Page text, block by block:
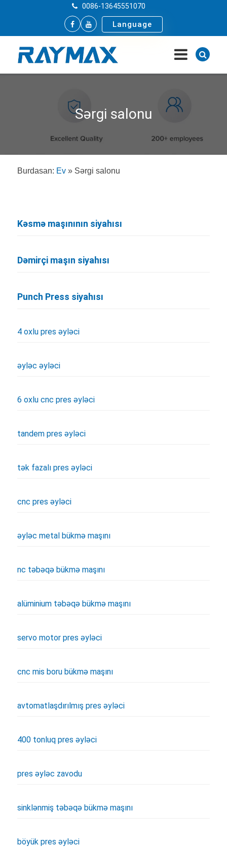
0086-13645551070
Language
Sərgi salonu
Burdasan: Ev » Sərgi salonu
Kəsmə maşınının siyahısı
Dəmirçi maşın siyahısı
Punch Press siyahısı
4 oxlu pres əyləci
əyləc əyləci
6 oxlu cnc pres əyləci
tandem pres əyləci
tək fazalı pres əyləci
cnc pres əyləci
əyləc metal bükmə maşını
nc təbəqə bükmə maşını
alüminium təbəqə bükmə maşını
servo motor pres əyləci
cnc mis boru bükmə maşını
avtomatlaşdırılmış pres əyləci
400 tonluq pres əyləci
pres əyləc zavodu
sinklənmiş təbəqə bükmə maşını
böyük pres əyləci